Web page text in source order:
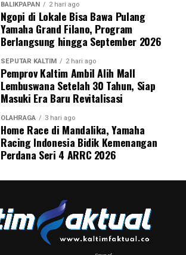
BALIKPAPAN 2 hari ago
Ngopi di Lokale Bisa Bawa Pulang
Yamaha Grand Filano, Program
Berlangsung hingga September 2026
SEPUTAR KALTIM 2 hari ago
Pemprov Kaltim Ambil Alih Mall
Lembuswana Setelah 30 Tahun, Siap
Masuki Era Baru Revitalisasi
OLAHRAGA 3 hari ago
Home Race di Mandalika, Yamaha
Racing Indonesia Bidik Kemenangan
Perdana Seri 4 ARRC 2026